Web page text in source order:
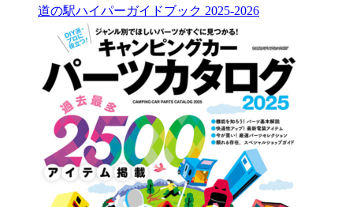
道の駅ハイパーガイドブック 2025-2026